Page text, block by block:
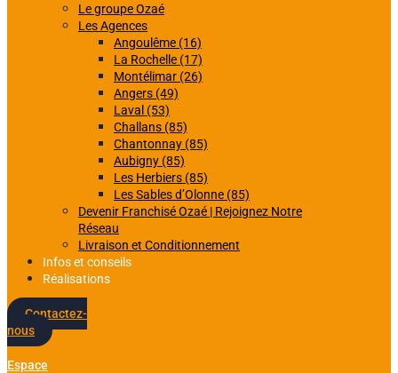
Le groupe Ozaé
Les Agences
Angoulême (16)
La Rochelle (17)
Montélimar (26)
Angers (49)
Laval (53)
Challans (85)
Chantonnay (85)
Aubigny (85)
Les Herbiers (85)
Les Sables d’Olonne (85)
Devenir Franchisé Ozaé | Rejoignez Notre
Réseau
Livraison et Conditionnement
Infos et conseils
Réalisations
Contactez-
nous
Espace